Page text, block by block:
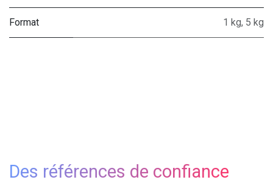
Format 1 kg, 5 kg
Des références de confiance